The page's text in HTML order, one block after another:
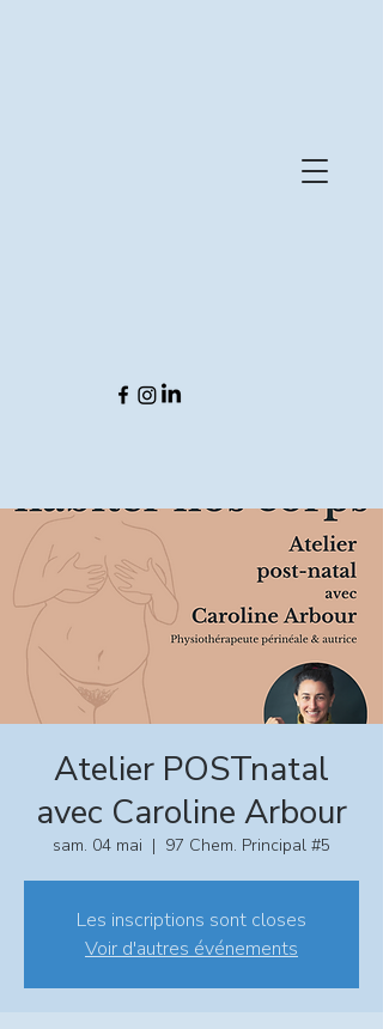
Atelier POSTnatal
avec Caroline Arbour
sam. 04 mai
  |
97 Chem. Principal #5
Les inscriptions sont closes
Voir d'autres événements